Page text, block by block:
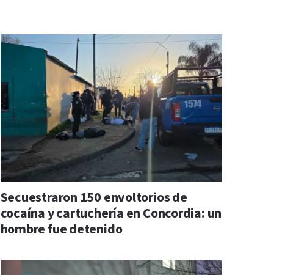
Secuestraron 150 envoltorios de
cocaína y cartuchería en Concordia: un
hombre fue detenido